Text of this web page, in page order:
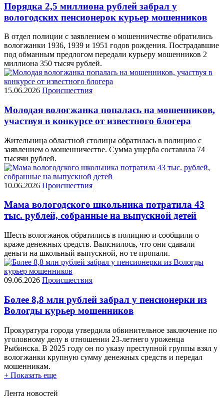
Порядка 2,5 миллиона рублей забрал у
вологодских пенсионерок курьер мошенников
В отдел полиции с заявлением о мошенничестве обратились
вологжанки 1936, 1939 и 1951 годов рождения. Пострадавшие
под обманным предлогом передали курьеру мошенников 2
миллиона 350 тысяч рублей.
15.06.2026 Происшествия
Молодая вологжанка попалась на мошенников,
участвуя в конкурсе от известного блогера
Жительница областной столицы обратилась в полицию с
заявлением о мошенничестве. Сумма ущерба составила 74
тысячи рублей.
10.06.2026 Происшествия
Мама вологодского школьника потратила 43
тыс. рублей, собранные на выпускной детей
Шесть вологжанок обратились в полицию и сообщили о
краже денежных средств. Выяснилось, что они сдавали
деньги на школьный выпускной, но те пропали.
09.06.2026 Происшествия
Более 8,8 млн рублей забрал у пенсионерки из
Вологды курьер мошенников
Прокуратура города утвердила обвинительное заключение по
уголовному делу в отношении 23-летнего уроженца
Рыбинска. В 2025 году он по указу преступной группы взял у
вологжанки крупную сумму денежных средств и передал
мошенникам.
+ Показать еще
Лента новостей